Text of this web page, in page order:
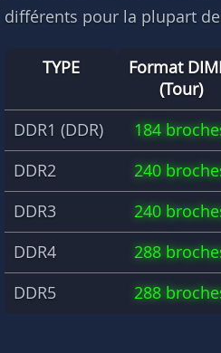
différents pour la plupart
TYPE
Format
(Tour)
DDR1 (DDR)
184
DDR2
240
DDR3
240
DDR4
288
DDR5
288